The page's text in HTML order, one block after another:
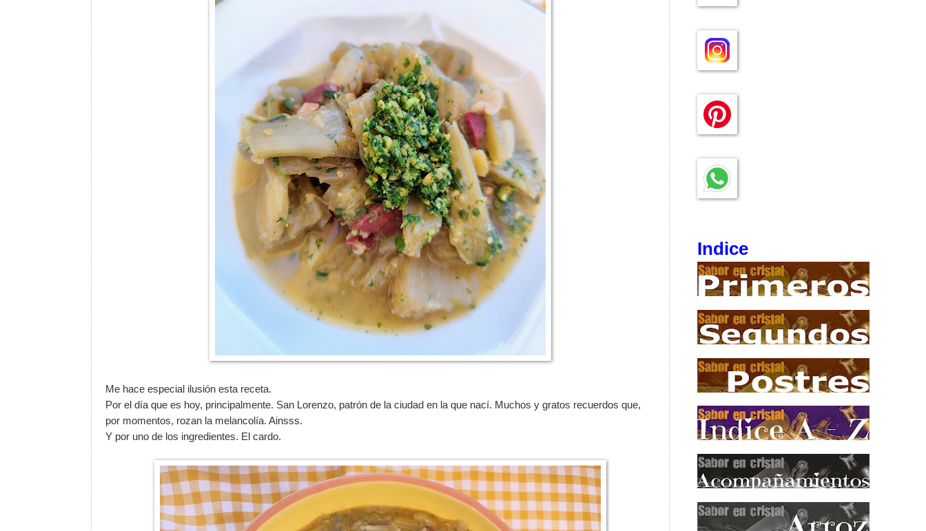
Me hace especial ilusión esta receta.
Por el día que es hoy, principalmente. San Lorenzo, patrón de la ciudad en la que nací. Muchos y gratos recuerdos que,
por momentos, rozan la melancolía. Ainsss.
Y por uno de los ingredientes. El cardo.
Indice